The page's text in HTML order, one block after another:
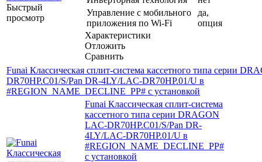
Быстрый
просмотр
Управление c мобильного
приложения по Wi-Fi
да,
опция
Характеристики
Отложить
Сравнить
Funai Классическая сплит-система кассетного типа серии
DR70HP.C01/S/Pan DR-4LY/LAC-DR70HP.01/U в
#REGION_NAME_DECLINE_PP# с установкой
Funai Классическая сплит-система
кассетного типа серии DRAGON
LAC-DR70HP.C01/S/Pan DR-
4LY/LAC-DR70HP.01/U в
#REGION_NAME_DECLINE_PP#
с установкой